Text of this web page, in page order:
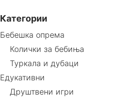
Категории
Бебешка опрема
Колички за бебиња
Туркала и дубаци
Едукативни
Друштвени игри